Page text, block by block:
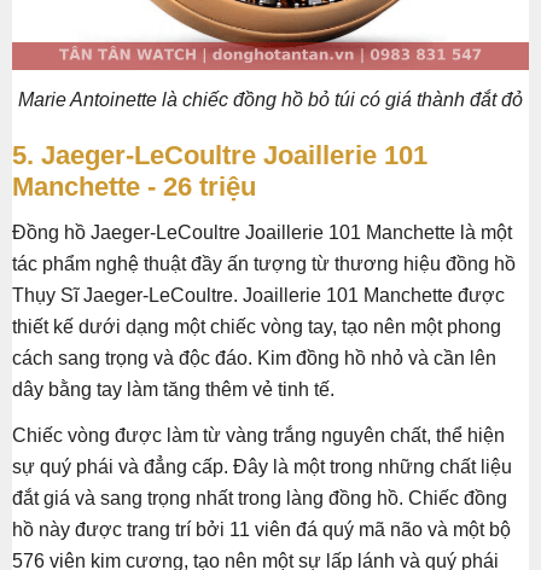
Marie Antoinette là chiếc đồng hồ bỏ túi có giá thành đắt đỏ
5. Jaeger-LeCoultre Joaillerie 101
Manchette - 26 triệu
Đồng hồ Jaeger-LeCoultre Joaillerie 101 Manchette là một
tác phẩm nghệ thuật đầy ấn tượng từ thương hiệu đồng hồ
Thụy Sĩ Jaeger-LeCoultre. Joaillerie 101 Manchette được
thiết kế dưới dạng một chiếc vòng tay, tạo nên một phong
cách sang trọng và độc đáo. Kim đồng hồ nhỏ và cần lên
dây bằng tay làm tăng thêm vẻ tinh tế.
Chiếc vòng được làm từ vàng trắng nguyên chất, thể hiện
sự quý phái và đẳng cấp. Đây là một trong những chất liệu
đắt giá và sang trọng nhất trong làng đồng hồ. Chiếc đồng
hồ này được trang trí bởi 11 viên đá quý mã não và một bộ
576 viên kim cương, tạo nên một sự lấp lánh và quý phái